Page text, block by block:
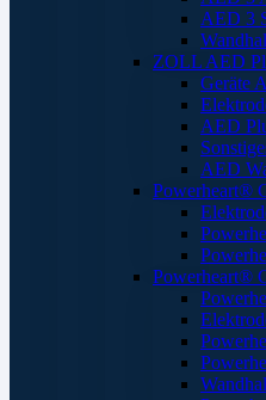
AED 3
ZOLL AED
Geräte
AED
AED
Powerheart®
Powerheart®